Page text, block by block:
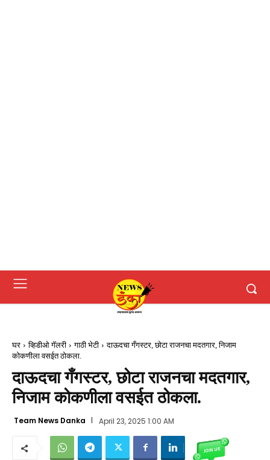
घर व्हिडीओ गॅलरी गाठी भेटी
दाऊदचा गँगस्टर, छोटा राजनचा मदतगार, निजाम
कोकणीला वसईत ठोकला.
दाऊदचा गँगस्टर, छोटा राजनचा मदतगार,
निजाम कोकणीला वसईत ठोकला.
Team News Danka April 23, 2025 1:00 AM